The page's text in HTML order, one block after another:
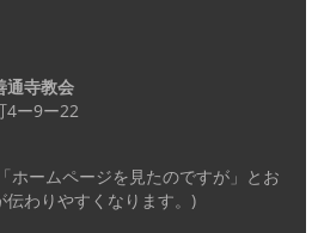
通寺教会
4ー9ー22
ホームページを見たのですが」とお
わりやすくなります。)